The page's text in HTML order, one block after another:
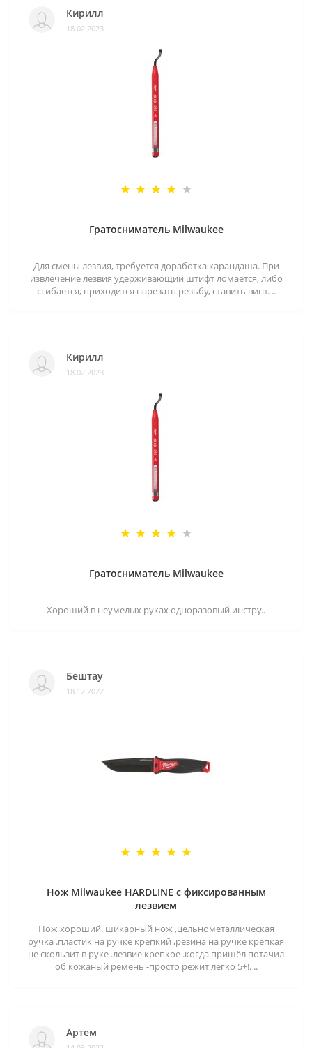
Кирилл
18.02.2023
Гратосниматель Milwaukee
Для смены лезвия, требуется доработка карандаша. При
извлечение лезвия удерживающий штифт ломается, либо
сгибается, приходится нарезать резьбу, ставить винт. ..
Кирилл
18.02.2023
Гратосниматель Milwaukee
Хороший в неумелых руках одноразовый инстру..
Бештау
18.12.2022
Нож Milwaukee HARDLINE с фиксированным
лезвием
Нож хороший. шикарный нож ,цельнометаллическая
ручка .пластик на ручке крепкий ,резина на ручке крепкая
не скользит в руке .лезвие крепкое .когда пришёл потачил
об кожаный ремень -просто режит легко 5+!. ..
Артем